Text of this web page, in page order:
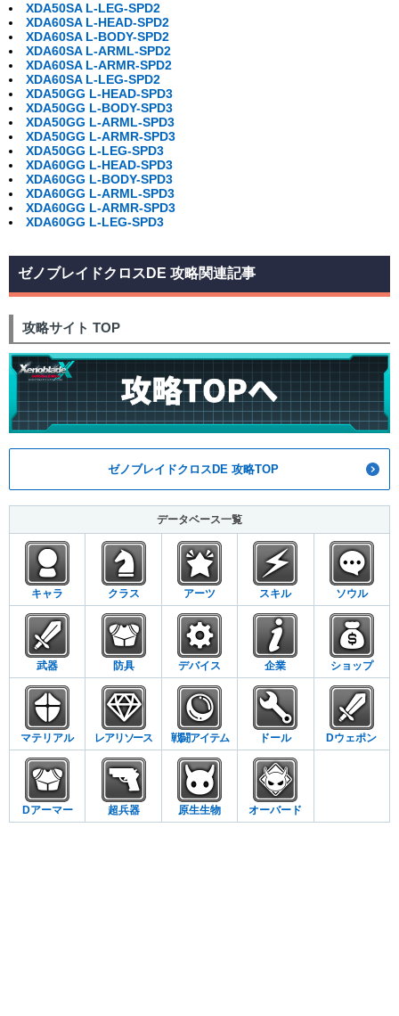
XDA50SA L-LEG-SPD2
XDA60SA L-HEAD-SPD2
XDA60SA L-BODY-SPD2
XDA60SA L-ARML-SPD2
XDA60SA L-ARMR-SPD2
XDA60SA L-LEG-SPD2
XDA50GG L-HEAD-SPD3
XDA50GG L-BODY-SPD3
XDA50GG L-ARML-SPD3
XDA50GG L-ARMR-SPD3
XDA50GG L-LEG-SPD3
XDA60GG L-HEAD-SPD3
XDA60GG L-BODY-SPD3
XDA60GG L-ARML-SPD3
XDA60GG L-ARMR-SPD3
XDA60GG L-LEG-SPD3
ゼノブレイドクロスDE 攻略関連記事
攻略サイト TOP
ゼノブレイドクロスDE 攻略TOP
データベース一覧
キャラ クラス アーツ スキル ソウル
武器 防具 デバイス 企業 ショップ
マテリアル レアリソース 戦闘アイテム ドール Dウェポン
Dアーマー 超兵器 原生生物 オーバード